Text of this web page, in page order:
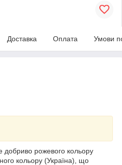
Доставка Оплата Умови
добриво рожевого кольору
кольору (Україна), що